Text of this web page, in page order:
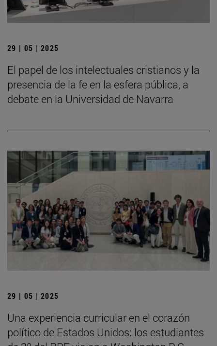
29 | 05 | 2025
El papel de los intelectuales cristianos y la
presencia de la fe en la esfera pública, a
debate en la Universidad de Navarra
29 | 05 | 2025
Una experiencia curricular en el corazón
político de Estados Unidos: los estudiantes